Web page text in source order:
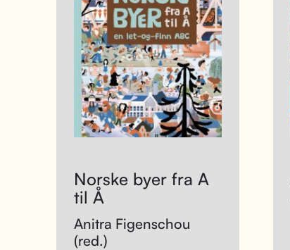
Norske byer fra A
til Å
Anitra Figenschou
(red.)